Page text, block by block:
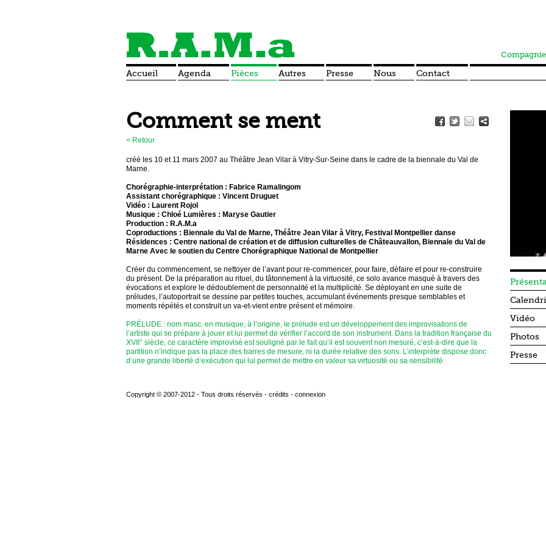
Accueil Agenda Pièces Autres Presse Nous Contact
Comment se ment
< Retour
créé les 10 et 11 mars 2007 au Théâtre Jean Vilar à Vitry-Sur-Seine dans le cadre de la biennale du Val de
Marne.
Chorégraphie-interprétation : Fabrice Ramalingom
Assistant chorégraphique : Vincent Druguet
Vidéo : Laurent Rojol
Musique : Chloé Lumières : Maryse Gautier
Production : R.A.M.a
Coproductions : Biennale du Val de Marne, Théâtre Jean Vilar à Vitry, Festival Montpellier danse
Résidences : Centre national de création et de diffusion culturelles de Châteauvallon, Biennale du Val de
Marne Avec le soutien du Centre Chorégraphique National de Montpellier
Créer du commencement, se nettoyer de l’avant pour re-commencer, pour faire, défaire et pour re-construire
du présent. De la préparation au rituel, du tâtonnement à la virtuosité, ce solo avance masqué à travers des
évocations et explore le dédoublement de personnalité et la multiplicité. Se déployant en une suite de
préludes, l’autoportrait se dessine par petites touches, accumulant événements presque semblables et
moments répétés et construit un va-et-vient entre présent et mémoire.
PRÉLUDE : nom masc. en musique, à l’origine, le prélude est un développement des improvisations de
l’artiste qui se prépare à jouer et lui permet de vérifier l’accord de son instrument. Dans la tradition française du
XVII° siècle, ce caractère improvisé est souligné par le fait qu’il est souvent non mesuré, c’est-à-dire que la
partition n’indique pas la place des barres de mesure, ni la durée relative des sons. L’interprète dispose donc
d’une grande liberté d’exécution qui lui permet de mettre en valeur sa virtuosité ou sa sensibilité.
Vidéo
Photos
Presse
Copyright © 2007-2012 - Tous droits réservés - crédits - connexion